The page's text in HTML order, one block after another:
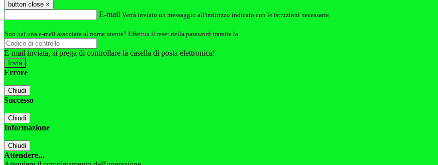
button close ×
E-mail Verrà inviato un messaggio all'indirizzo indicato con le istruzioni necessarie.
Non hai una e-mail associata al nome utente? Effettua il reset della password tramite la
E-mail inviata, si prega di controllare la casella di posta elettronica!
Errore
Chiudi
Successo
Chiudi
Informazione
Chiudi
Attendere...